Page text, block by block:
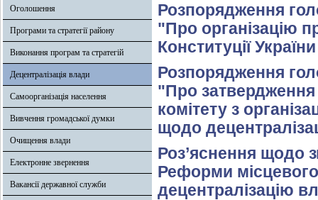
Оголошення
Програми та стратегії району
Виконання програм та стратегій
Децентралізація влади
Самоорганізація населення
Вивчення громадської думки
Очищення влади
Електронне звернення
Вакансії державної служби
Розпорядження
"Про організацію
Конституції
Розпорядження
"Про затвердження
комітету з
щодо
Роз’яснення щодо
Реформи
децентралізацію